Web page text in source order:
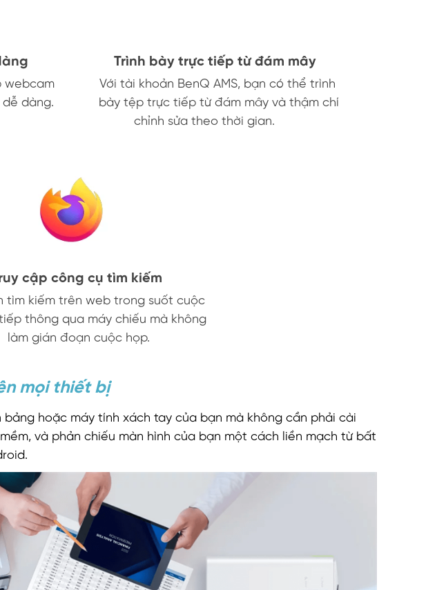
Trình bày trực tiếp từ đám mây
hợp webcam Với tài khoản BenQ AMS, bạn có thể trình
nên dễ dàng. bày tệp trực tiếp từ đám mây và thậm chí
chỉnh sửa theo thời gian.
cập công cụ tìm kiếm
tìm kiếm trên web trong suốt cuộc
thông qua máy chiếu mà không
làm gián đoạn cuộc họp.
mọi thiết bị
hoặc máy tính xách tay của bạn mà không cần phải cài
và phản chiếu màn hình của bạn một cách liền mạch từ bất